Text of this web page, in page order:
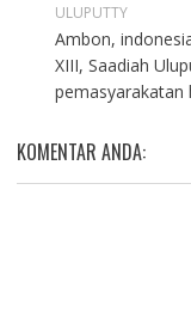
ULUPUTTY
Ambon,
XIII, Saadiah
pemasyarakatan
KOMENTAR ANDA: